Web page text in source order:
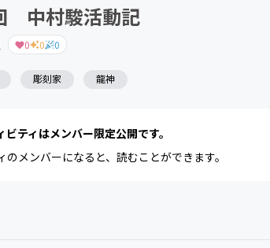
中村駿活動記
0 0 0
彫刻家 龍神
ビティはメンバー限定公開です。
のメンバーになると、読むことができます。